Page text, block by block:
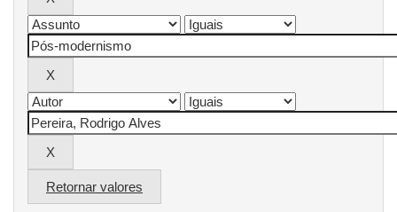
Retornar valores